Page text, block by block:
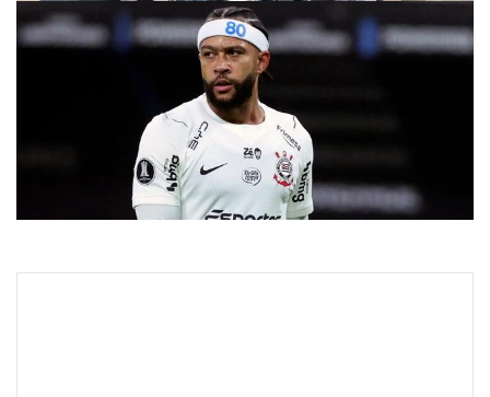
Gaziantep Merkezi Araç Enerji Sistemleri – Gaziantep Akü